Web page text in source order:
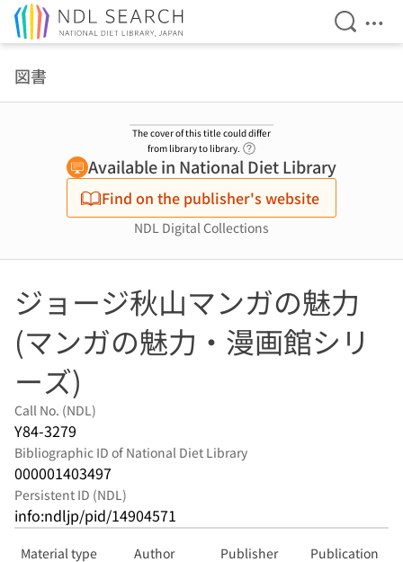
Open
図書
The cover of this title could differ
from library to library.
Available in National Diet Library
Find on the publisher's website
NDL Digital Collections
ジョージ秋山マンガの魅力
(マンガの魅力・漫画館シリ
ーズ)
Call No. (NDL)
Y84-3279
Bibliographic ID of National Diet Library
000001403497
Persistent ID (NDL)
info:ndljp/pid/14904571
Material type Author Publisher
Publication